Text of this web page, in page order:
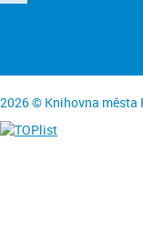
2026 © Knihovna města